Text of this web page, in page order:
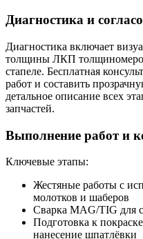
Диагностика и
Диагностика включает
толщины ЛКП
стапеле. Бесплатная
работ и составить
детальное описание всех
запчастей.
Выполнение работ и
Ключевые этапы:
Жестяные работы с
молотков и шаберов
Сварка MAG/TIG для
Подготовка к
нанесение шпатлёвки